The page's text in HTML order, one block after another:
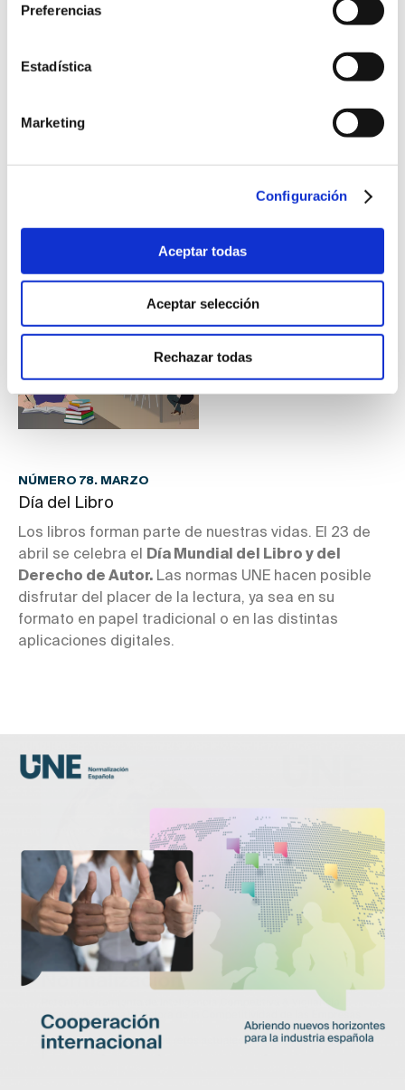
Preferencias
Estadística
Marketing
Configuración
Aceptar todas
Aceptar selección
Rechazar todas
Seguridad y Salud en el Trabajo
Día
Mundial de la Seguridad y Salud en el Trabajo.
gestión de riesgos psicosociales, varios estándares
NÚMERO 78. MARZO
Día del Libro
Los libros forman parte de nuestras vidas. El 23 de
abril se celebra el
Día Mundial del Libro y del
Derecho de Autor. Las normas UNE hacen posible
disfrutar del placer de la lectura, ya sea en su
formato en papel tradicional o en las distintas
aplicaciones digitales.